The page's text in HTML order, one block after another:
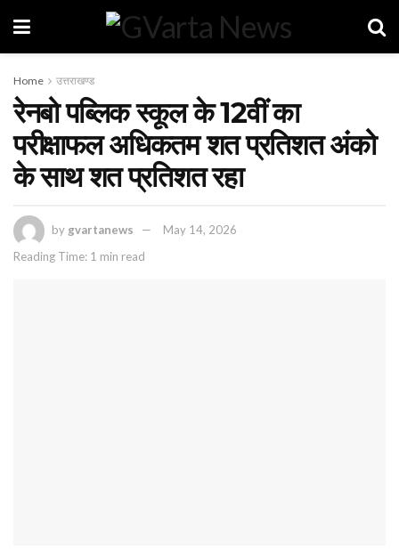
Home उत्तराखण्ड
रेनबो पब्लिक स्कूल के 12वीं का
परीक्षाफल अधिकतम शत प्रतिशत अंको
के साथ शत प्रतिशत रहा
by gvartanews
May 14, 2026
Reading Time: 1 min read